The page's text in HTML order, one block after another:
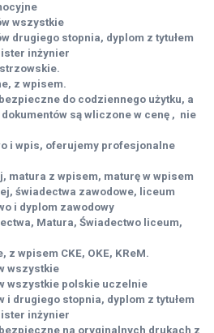
wszystkie
drugiego stopnia, dyplom z tytułem
inżynier
z wpisem.
do codziennego użytku, a
są wliczone w cenę , nie
i wpis, oferujemy profesjonalne
matura z wpisem, maturę w wpisem
świadectwa zawodowe, liceum
i dyplom zawodowy
Matura, Świadectwo liceum,
wpisem CKE, OKE, KReM.
wszystkie
wszystkie polskie uczelnie
i drugiego stopnia, dyplom z tytułem
inżynier
na oryginalnych drukach z